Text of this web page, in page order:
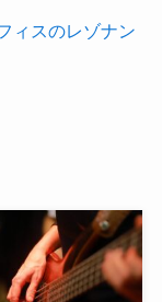
ィスのレゾナン